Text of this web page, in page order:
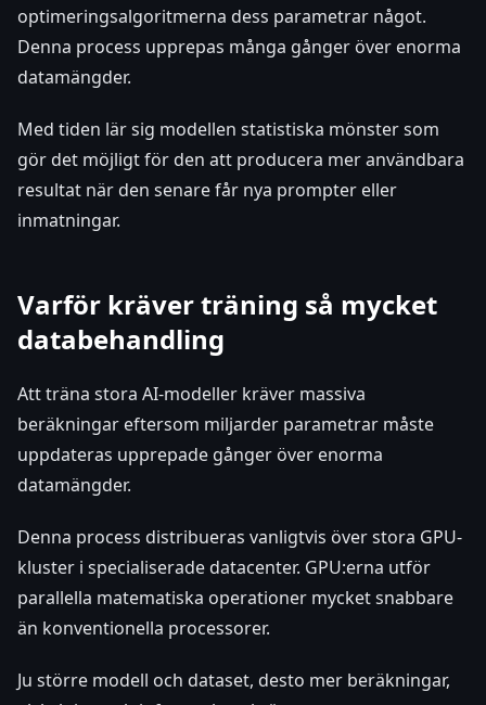
optimeringsalgoritmerna dess parametrar något.
Denna process upprepas många gånger över enorma
datamängder.
Med tiden lär sig modellen statistiska mönster som
gör det möjligt för den att producera mer användbara
resultat när den senare får nya prompter eller
inmatningar.
Varför kräver träning så mycket
databehandling
Att träna stora AI-modeller kräver massiva
beräkningar eftersom miljarder parametrar måste
uppdateras upprepade gånger över enorma
datamängder.
Denna process distribueras vanligtvis över stora GPU-
kluster i specialiserade datacenter. GPU:erna utför
parallella matematiska operationer mycket snabbare
än konventionella processorer.
Ju större modell och dataset, desto mer beräkningar,